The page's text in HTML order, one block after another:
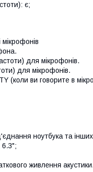
є;
для мікрофонів.
для мікрофонів.
(коли ви говорите в
ноутбука та інших
6.3";
живлення акустики.